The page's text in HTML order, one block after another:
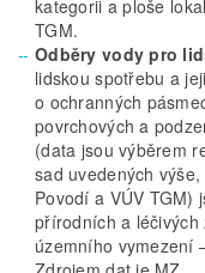
kategorii a ploše
TGM.
Odběry vody pro
lidskou spotřebu a
o ochranných
povrchových a
(data jsou výběrem
sad uvedených
Povodí a VÚV TGM)
přírodních a
územního vymezení